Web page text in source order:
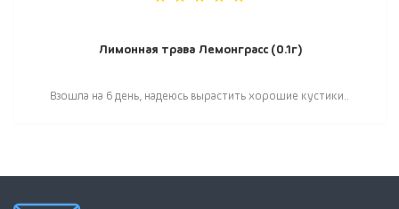
Лимонная трава Лемонграсс (0.1г)
Взошла на 6 день, надеюсь вырастить хорошие кустики..